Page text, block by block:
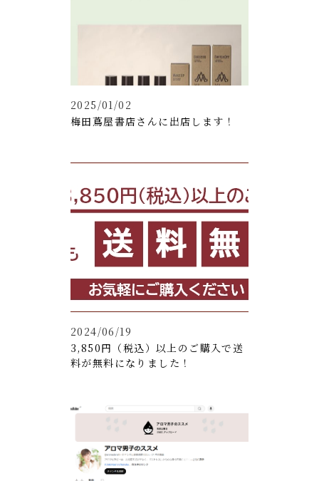
梅田蔦屋書店さんに出店します！
2025/01/02
3,850円（税込）以上のご購入で送
料が無料になりました！
2024/06/19